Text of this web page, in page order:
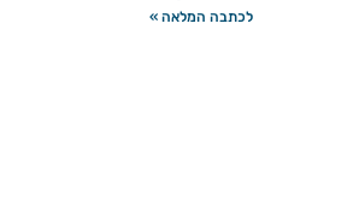
לכתבה המלאה »